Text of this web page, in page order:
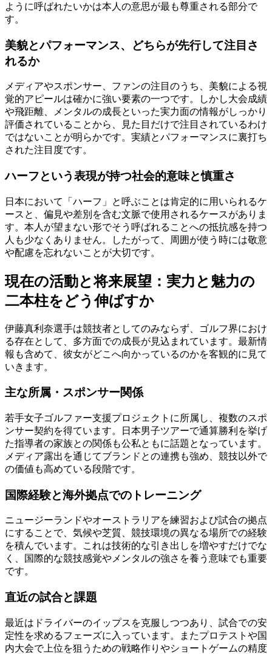
ように呼ばれたいかは本人の意思が最も尊重される部分で
す。
美貌とパフォーマンス、どちらが先行して注目さ
れるか
メディアやスポンサー、ファンの注目のうち、美貌による視
覚的アピールは確かに強い要素の一つです。しかし大会成績
や飛距離、メンタルの成長といった実力面の情報がしっかり
評価されていることから、見た目だけで注目されているわけ
ではないことが明らかです。実績とパフォーマンスに裏打ち
された注目度です。
ハーフという表現が持つ社会的意味と慎重さ
日本において「ハーフ」と呼ぶことは肯定的に用いられるケ
ースと、偏見や差別を含む文脈で使用されるケースがありま
す。本人が望まない形でそう呼ばれることへの抵抗感を持つ
人も少なくありません。したがって、周囲が使う時には敬意
や配慮を忘れないことが大切です。
現在の活動と将来展望：実力と魅力の
二本柱をどう伸ばすか
伊藤真利奈選手は競技者としてのみならず、ゴルフ界におけ
る存在として、多方面での成長が見込まれています。最新情
報も含めて、彼女がどこへ向かっているのかを客観的に見て
いきます。
主な所属・スポンサー関係
若手女子ゴルファー支援プロジェクトに所属し、複数のスポ
ンサー契約を得ています。日本男子ツアーで通算勝利を挙げ
た指導者の家族との関係も公私ともに話題となっています。
メディア露出を通じてブランドとの連携も強め、競技以外で
の価値も高めている段階です。
国際経験と海外拠点でのトレーニング
ニュージーランドやオーストラリアを練習および試合の拠点
にすることで、気候や芝質、競技環境の異なる場所での経験
を積んでいます。これは技術的な引き出しを増やすだけでな
く、国際的な競技感覚やメンタルの強さを養う意味でも重要
です。
直近の試合と課題
最近はドライバーのイップスを克服しつつあり、試合での安
定性を求めるフェーズに入っています。またプロテストや国
内大会で上位を狙うための戦略作りやショートゲームの精度